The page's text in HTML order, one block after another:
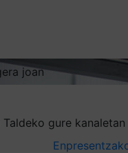
joan
gure kanaletan